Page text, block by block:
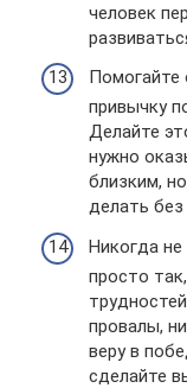
человек
привычку
Делайте
нужно
близким,
делать
Никогда не
просто
провалы,
веру в
сделайте